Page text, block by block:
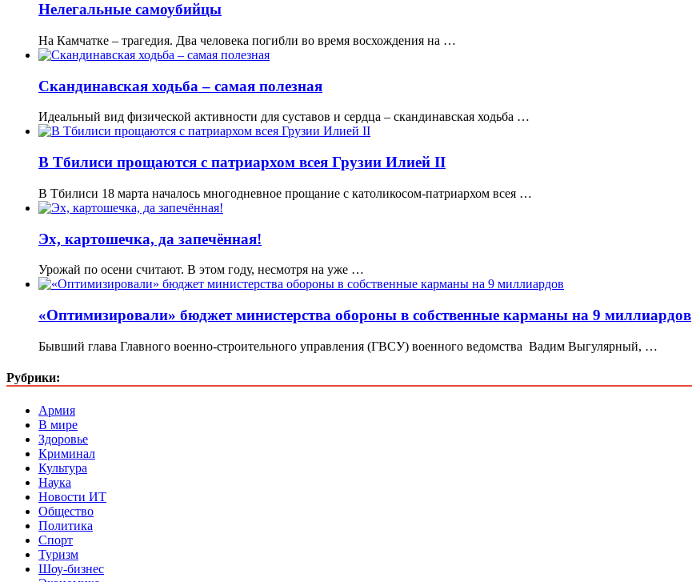
Нелегальные самоубийцы
На Камчатке – трагедия. Два человека погибли во время восхождения на …
Скандинавская ходьба – самая полезная
Идеальный вид физической активности для суставов и сердца – скандинавская ходьба …
В Тбилиси прощаются с патриархом всея Грузии Илией II
В Тбилиси 18 марта началось многодневное прощание с католикосом-патриархом всея …
Эх, картошечка, да запечённая!
Урожай по осени считают. В этом году, несмотря на уже …
«Оптимизировали» бюджет министерства обороны в собственные карманы на 9 миллиардов
Бывший глава Главного военно-строительного управления (ГВСУ) военного ведомства Вадим Выгулярный, …
Рубрики:
Армия
В мире
Здоровье
Криминал
Культура
Наука
Новости ИТ
Общество
Политика
Спорт
Туризм
Шоу-бизнес